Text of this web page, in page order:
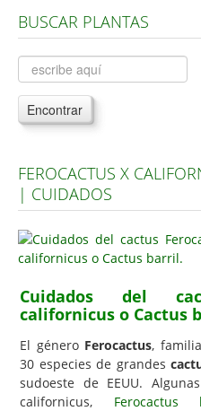
Árboles, Cicas y Palmeras
Plantas Anuales y Perennes
Plantas Bulbosas y
Plantas de Interior
Plantas Aromáticas y de
Plantas Carnívoras y
Consejos
Hemisferio Sur
Enfermedades
Animales
Hongos
BUSCAR PLANTAS
Encontrar
FEROCACTUS X
| CUIDADOS
Cuidados del
californicus o Cactus
El género Ferocactus, familia
30 especies de grandes
sudoeste de EEUU.
californicus, Ferocactus